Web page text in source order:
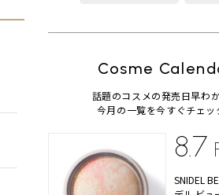
Cosme
話題のコスメの発売日早わ
今月の一覧を今すぐチェッ
8.7
SNIDEL